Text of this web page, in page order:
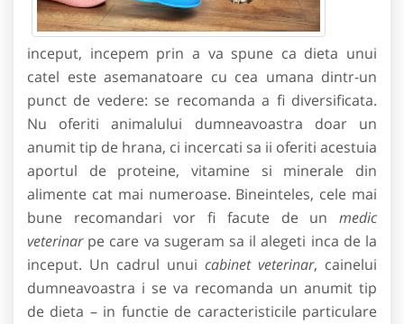
inceput, incepem prin a va spune ca dieta unui
catel este asemanatoare cu cea umana dintr-un
punct de vedere: se recomanda a fi diversificata.
Nu oferiti animalului dumneavoastra doar un
anumit tip de hrana, ci incercati sa ii oferiti acestuia
aportul de proteine, vitamine si minerale din
alimente cat mai numeroase. Bineinteles, cele mai
bune recomandari vor fi facute de un medic
veterinarpe care va sugeram sa il alegeti inca de la
inceput. Un cadrul unui cabinet veterinar, cainelui
dumneavoastra i se va recomanda un anumit tip
de dieta – in functie de caracteristicile particulare